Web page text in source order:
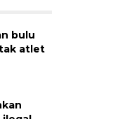
bulu
atlet